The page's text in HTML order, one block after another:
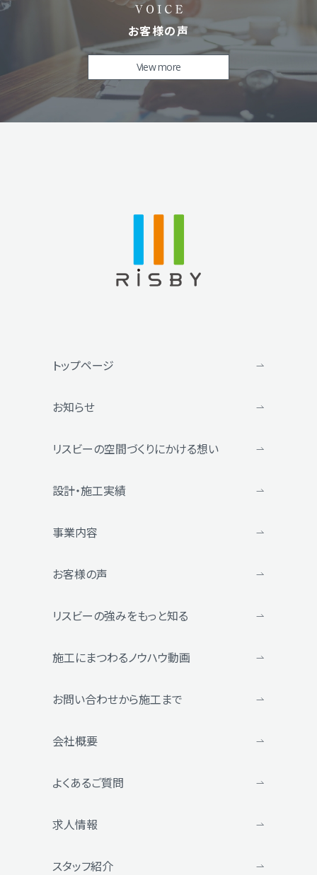
お客様の声
View more
トップページ
お知らせ
リスビーの空間づくりにかける想い
設計・施工実績
事業内容
お客様の声
リスビーの強みをもっと知る
施工にまつわるノウハウ動画
お問い合わせから施工まで
会社概要
よくあるご質問
求人情報
スタッフ紹介